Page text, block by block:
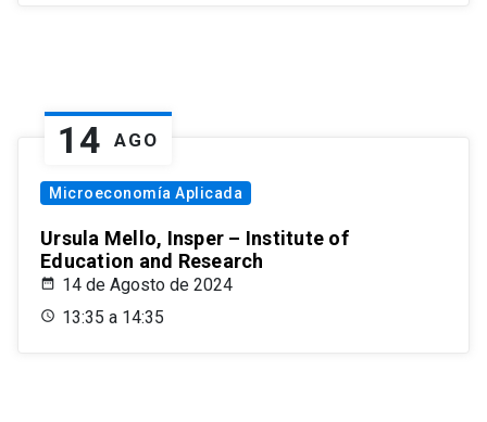
14 AGO
Microeconomía Aplicada
Ursula Mello, Insper – Institute of
Education and Research
14 de Agosto de 2024
13:35 a 14:35